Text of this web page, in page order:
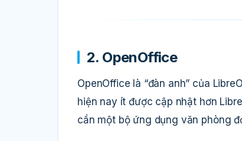
2. OpenOffice
OpenOffice là “đàn anh” của
hiện nay ít được cập nhật hơn
cần một bộ ứng dụng văn phòng